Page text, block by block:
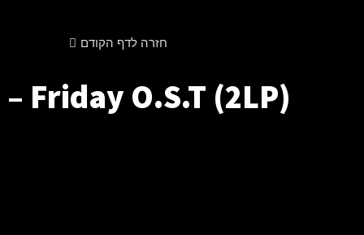
חזרה לדף הקודם
– Friday O.S.T (2LP)